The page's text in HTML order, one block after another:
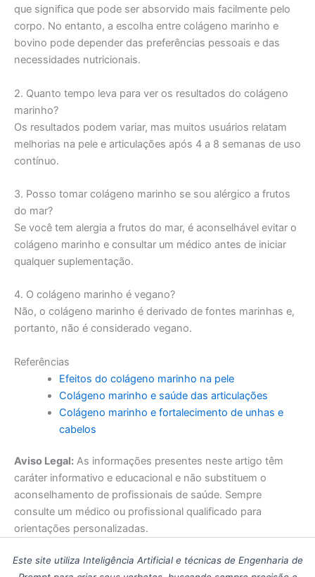
que significa que pode ser absorvido mais facilmente pelo
corpo. No entanto, a escolha entre colágeno marinho e
bovino pode depender das preferências pessoais e das
necessidades nutricionais.
2. Quanto tempo leva para ver os resultados do colágeno
marinho?
Os resultados podem variar, mas muitos usuários relatam
melhorias na pele e articulações após 4 a 8 semanas de uso
contínuo.
3. Posso tomar colágeno marinho se sou alérgico a frutos
do mar?
Se você tem alergia a frutos do mar, é aconselhável evitar o
colágeno marinho e consultar um médico antes de iniciar
qualquer suplementação.
4. O colágeno marinho é vegano?
Não, o colágeno marinho é derivado de fontes marinhas e,
portanto, não é considerado vegano.
Referências
Efeitos do colágeno marinho na pele
Colágeno marinho e saúde das articulações
Colágeno marinho e fortalecimento de unhas e
cabelos
Aviso Legal: As informações presentes neste artigo têm
caráter informativo e educacional e não substituem o
aconselhamento de profissionais de saúde. Sempre
consulte um médico ou profissional qualificado para
orientações personalizadas.
Este site utiliza Inteligência Artificial e técnicas de Engenharia de